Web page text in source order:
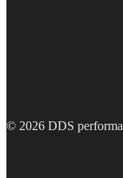
© 2026 DDS